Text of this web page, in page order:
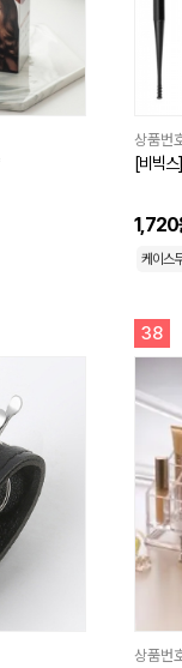
상품번
[비빅
1,720
케이스
38
상품번